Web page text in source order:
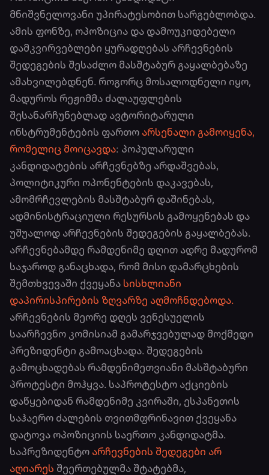
მნიშვნელოვანი უპირატესობით სარგებლობდა.
ამის ფონზე, ოპოზიცია და დამოუკიდებელი
დამკვირვებლები ყურადღებას არჩევნების
შედეგების შესაძლო მასშტაბურ გაყალბებაზე
ამახვილებდნენ. როგორც მოსალოდნელი იყო,
მადუროს რეჟიმმა ძალაუფლების
შესანარჩუნებლად ავტორიტარული
ინსტრუმენტების ფართო არსენალი გამოიყენა,
რომელიც მოიცავდა: პოპულარული
კანდიდატების არჩევნებზე არდაშვებას,
პოლიტიკური ოპონენტების დაკავებას,
ამომრჩევლების მასშტაბურ დაშინებას,
ადმინისტრაციული რესურსის გამოყენებას და
უშუალოდ არჩევნების შედეგების გაყალბებას.
არჩევნებამდე რამდენიმე დღით ადრე მადურომ
საჯაროდ განაცხადა, რომ მისი დამარცხების
შემთხვევაში ქვეყანა სისხლიანი
დაპირისპირების ზღვარზე აღმოჩნდებოდა.
არჩევნების მეორე დღეს ვენესუელის
საარჩევნო კომისიამ გამარჯვებულად მოქმედი
პრეზიდენტი გამოაცხადა. შედეგების
გამოცხადებას რამდენიმეთვიანი მასშტაბური
პროტესტი მოჰყვა. საპროტესტო აქციების
დაწყებიდან რამდენიმე კვირაში, ესპანეთის
საჰაერო ძალების თვითმფრინავით ქვეყანა
დატოვა ოპოზიციის საერთო კანდიდატმა.
საპრეზიდენტო არჩევნების შედეგები არ
აღიარეს შეერთებულმა შტატებმა,